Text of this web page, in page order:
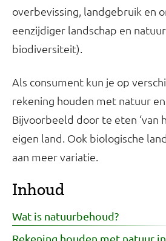
overbevissing, landgebruik en
eenzijdiger landschap en
biodiversiteit).
Als consument kun je op
rekening houden met natuur
Bijvoorbeeld door te eten ‘van
eigen land. Ook biologische
aan meer variatie.
Inhoud
Wat is natuurbehoud?
Rekening houden met natuur